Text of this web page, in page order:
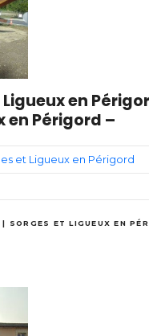
en
en Périgord –
et Ligueux en Périgord
SORGES ET LIGUEUX EN